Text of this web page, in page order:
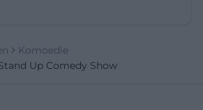
Komoedie
Up Comedy Show